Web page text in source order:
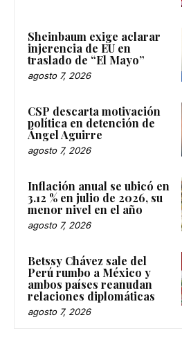
Sheinbaum exige aclarar
injerencia de EU en
traslado de “El Mayo”
agosto 7, 2026
CSP descarta motivación
política en detención de
Ángel Aguirre
agosto 7, 2026
Inflación anual se ubicó en
3.12 % en julio de 2026, su
menor nivel en el año
agosto 7, 2026
Betssy Chávez sale del
Perú rumbo a México y
ambos países reanudan
relaciones diplomáticas
agosto 7, 2026